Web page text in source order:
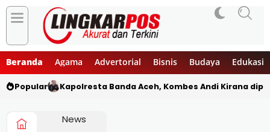
Beranda Agama Advertorial Bisnis Budaya Edukasi
Popular Kapolresta Banda Aceh, Kombes Andi Kirana
News